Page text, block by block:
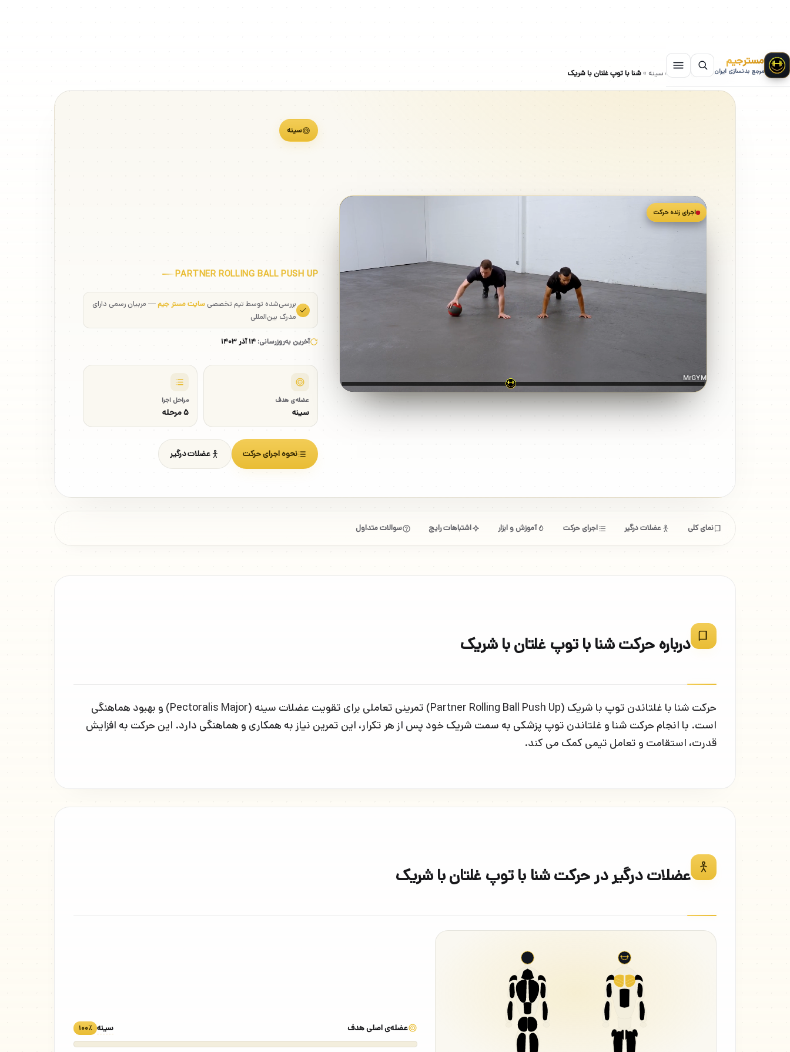
مسترجیم
مرجع بدنسازی ایرانسایت بدنسازی» حرکات سینه » شنا با توپ غلتان با شریک
سینه
PARTNER ROLLING BALL PUSH UP
بررسی‌شده توسط تیم تخصصی سایت مستر جیم— مربیان رسمی دارای
مدرک بین‌المللی
آخرین به‌روزرسانی: ۱۴ آذر ۱۴۰۳
عضله‌ی هدف
سینه
مراحل اجرا
۵ مرحله
نحوه اجرای حرکت عضلات درگیر
اجرای زنده حرکت
MrGYM
نمای کلی عضلات درگیر اجرای حرکت آموزش و ابزار اشتباهات رایج سوالات متداول
درباره حرکت شنا با توپ غلتان با شریک
حرکت شنا با غلتاندن توپ با شریک (Partner Rolling Ball Push Up) تمرینی تعاملی برای تقویت عضلات سینه (Pectoralis Major) و بهبود هماهنگی
است. با انجام حرکت شنا و غلتاندن توپ پزشکی به سمت شریک خود پس از هر تکرار، این تمرین نیاز به همکاری و هماهنگی دارد. این حرکت به افزایش
قدرت، استقامت و تعامل تیمی کمک می کند.
عضلات درگیر در حرکت شنا با توپ غلتان با شریک
عضله‌ی اصلی هدف سینه ۱۰۰٪